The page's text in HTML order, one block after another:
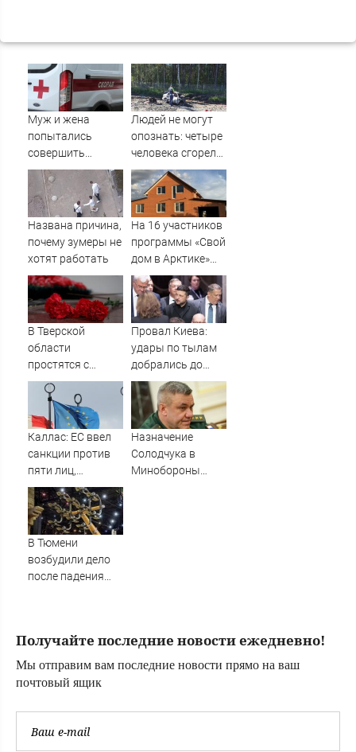
Муж и жена
попытались
совершить
суицид,
предупредив
оперативные
службы
Людей не могут
опознать: четыре
человека сгорели
заживо в
страшном ДТП на
трассе
07/08/2026 –
Новости
Названа причина,
почему зумеры не
хотят работать
На 16 участников
программы «Свой
дом в Арктике»
подали в суд
В Тверской
области
простятся с
рядовым,
погибшим на СВО
почти год назад
Провал Киева:
удары по тылам
добрались до
Зеленского
быстрее, чем до
России
Каллас: ЕС ввел
санкции против
пяти лиц,
связанных с ОПК
России
Назначение
Солодчука в
Минобороны
В Тюмени
возбудили дело
после падения
Получайте последние новости ежедневно!
Мы отправим вам последние новости прямо на ваш
почтовый ящик